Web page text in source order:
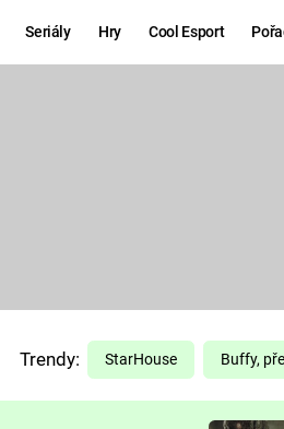
Seriály Hry Cool Esport
PREDÁTOR
Trendy: StarHouse Buffy,